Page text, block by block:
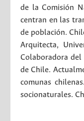
de la Comisión
centran en las
de población.
Arquitecta,
Colaboradora
de Chile.
comunas
socionaturales.